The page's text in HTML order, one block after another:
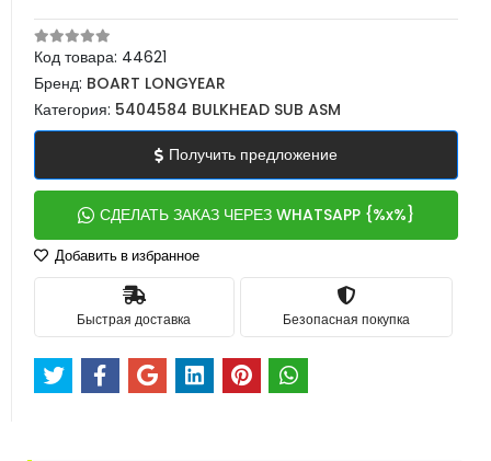
Код товара: 44621
Бренд: BOART LONGYEAR
Категория: 5404584 BULKHEAD SUB ASM
Получить предложение
СДЕЛАТЬ ЗАКАЗ ЧЕРЕЗ WHATSAPP {%x%}
Добавить в избранное
Быстрая доставка Безопасная покупка